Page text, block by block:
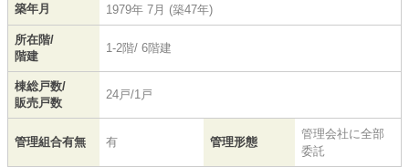
築年月 1979年 7月 (築47年)
所在階/
階建
1-2階/ 6階建
棟総戸数/
販売戸数
24戸/1戸
管理組合有無 有 管理形態
管理会社に全部
委託